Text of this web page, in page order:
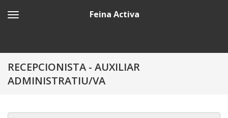
Feina Activa
RECEPCIONISTA - AUXILIAR
ADMINISTRATIU/VA